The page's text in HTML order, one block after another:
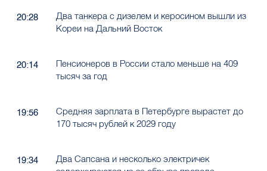
20:28
Два танкера с дизелем и керосином вышли из
Кореи на Дальний Восток
20:14
Пенсионеров в России стало меньше на 409
тысяч за год
19:56
Средняя зарплата в Петербурге вырастет до
170 тысяч рублей к 2029 году
19:34
Два Сапсана и несколько электричек